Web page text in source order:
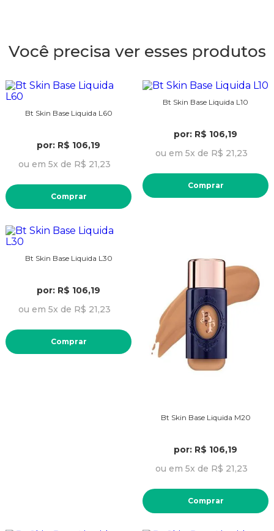
Você precisa ver esses produtos
Bt Skin Base Liquida L60
por: R$ 106,19
ou em 5x de R$ 21,23
Comprar
Bt Skin Base Liquida L10
por: R$ 106,19
ou em 5x de R$ 21,23
Comprar
Bt Skin Base Liquida L30
por: R$ 106,19
ou em 5x de R$ 21,23
Comprar
Bt Skin Base Liquida M20
por: R$ 106,19
ou em 5x de R$ 21,23
Comprar